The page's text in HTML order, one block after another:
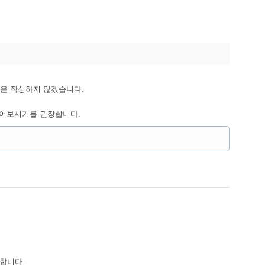
작성하지 않겠습니다.
보시기를 권장합니다.
니다.